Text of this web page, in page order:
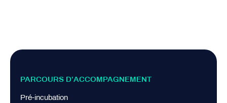
PARCOURS D’ACCOMPAGNEMENT
Pré-incubation